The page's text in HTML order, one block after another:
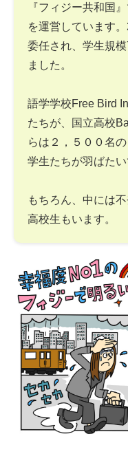
『フィジー共和国
を運営しています
委任され、学生規
ました。
語学学校Free Bird
たちが、国立高校
らは２，５００名
学生たちが羽ばたい
もちろん、中には
高校生もいます。